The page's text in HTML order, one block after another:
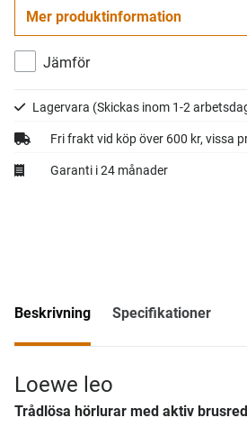
Gå till kassan
Mer produktinformation
Jämför
Lagervara (Skickas inom 1-2
Fri frakt vid köp över 600 kr, vissa
Garanti i 24 månader
Beskrivning Specifikationer
Loewe leo
Trådlösa hörlurar med aktiv